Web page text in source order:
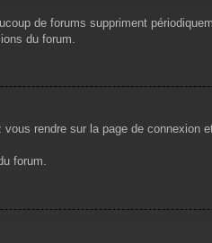
de forums suppriment
du forum.
rendre sur la page de connexion
forum.